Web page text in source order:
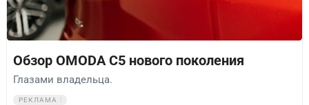
Обзор OMODA C5 нового поколения
Глазами владельца.
РЕКЛАМА